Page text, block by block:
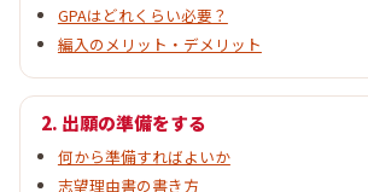
GPAはどれくらい必要？
編入のメリット・デメリット
2. 出願の準備をする
何から準備すればよいか
志望理由書の書き方